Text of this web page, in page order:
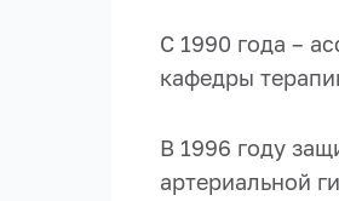
С 1990 года –
кафедры
В 1996 году
артериальной